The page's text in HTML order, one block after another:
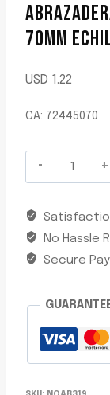
70MM
USD 1.22
CA: 72445070
C/
50-
70MM
ECHILIBRU
No Hassle
Secure